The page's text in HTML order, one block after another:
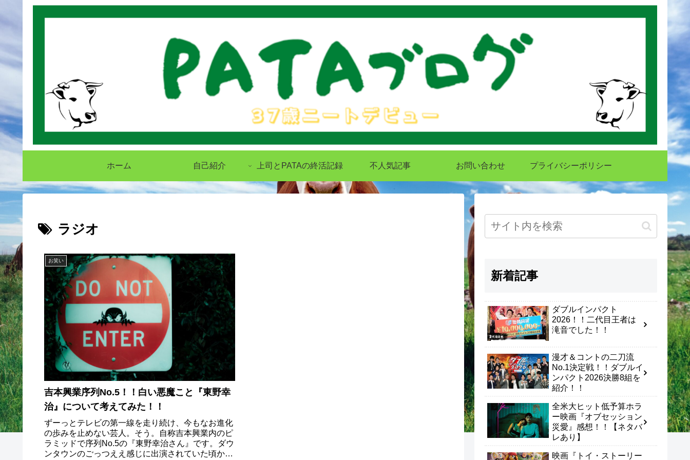
ホーム 自己紹介 上司とPATAの終活記録 不人気記事 お問い合わせ プライバシーポリシー
ラジオ
お笑い
吉本興業序列No.5！！白い悪魔こと『東野幸
治』について考えてみた！！
ずーっとテレビの第一線を走り続け、今もなお進化
の歩みを止めない芸人。そう。自称吉本興業内のピ
ラミッドで序列No.5の『東野幸治さん』です。ダウ
ンタウンのごっつええ感じに出演されていた頃から
新着記事
ダブルインパクト
2026！！二代目王者は
滝音でした！！
漫才＆コントの二刀流
No.1決定戦！！ダブルイ
ンパクト2026決勝8組を
紹介！！
全米大ヒット低予算ホラ
ー映画『オブセッション
災愛』感想！！【ネタバ
レあり】
映画『トイ・ストーリー